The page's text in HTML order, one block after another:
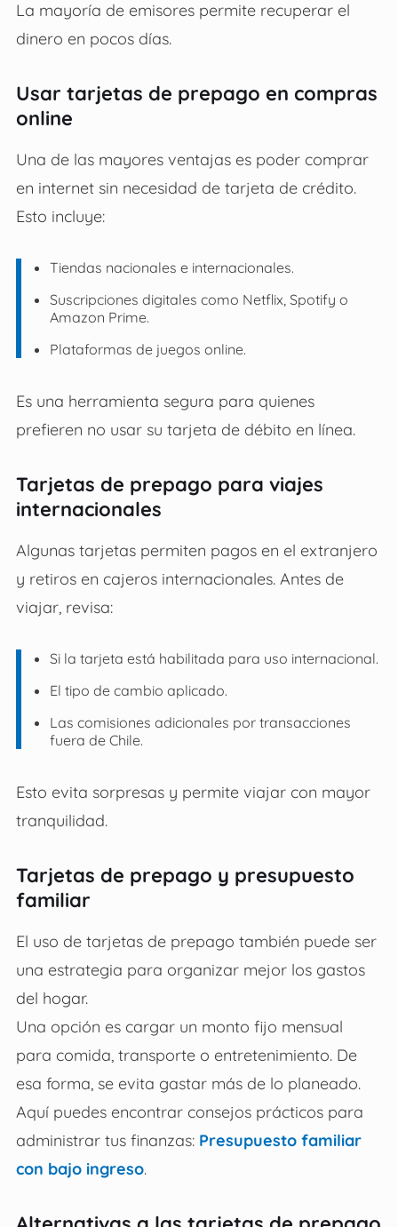
La mayoría de emisores permite recuperar el
dinero en pocos días.
Usar tarjetas de prepago en compras
online
Una de las mayores ventajas es poder comprar
en internet sin necesidad de tarjeta de crédito.
Esto incluye:
Tiendas nacionales e internacionales.
Suscripciones digitales como Netflix, Spotify o
Amazon Prime.
Plataformas de juegos online.
Es una herramienta segura para quienes
prefieren no usar su tarjeta de débito en línea.
Tarjetas de prepago para viajes
internacionales
Algunas tarjetas permiten pagos en el extranjero
y retiros en cajeros internacionales. Antes de
viajar, revisa:
Si la tarjeta está habilitada para uso internacional.
El tipo de cambio aplicado.
Las comisiones adicionales por transacciones
fuera de Chile.
Esto evita sorpresas y permite viajar con mayor
tranquilidad.
Tarjetas de prepago y presupuesto
familiar
El uso de tarjetas de prepago también puede ser
una estrategia para organizar mejor los gastos
del hogar.
Una opción es cargar un monto fijo mensual
para comida, transporte o entretenimiento. De
esa forma, se evita gastar más de lo planeado.
Aquí puedes encontrar consejos prácticos para
administrar tus finanzas: Presupuesto familiar
con bajo ingreso.